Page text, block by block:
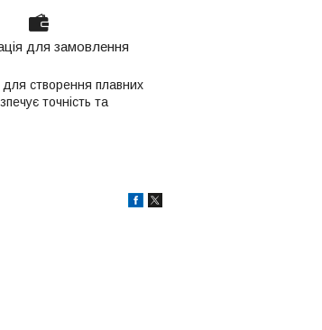
для замовлення
для створення плавних
точність та